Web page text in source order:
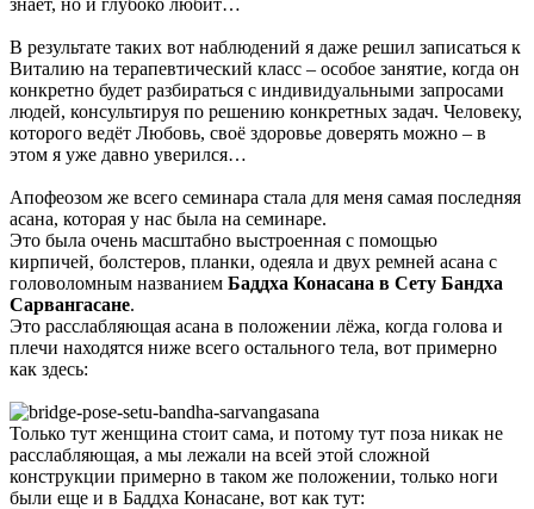
В результате таких вот наблюдений я даже решил записаться к
Виталию на терапевтический класс – особое занятие, когда он
конкретно будет разбираться с индивидуальными запросами
людей, консультируя по решению конкретных задач. Человеку,
которого ведёт Любовь, своё здоровье доверять можно – в
этом я уже давно уверился…
Апофеозом же всего семинара стала для меня самая последняя
асана, которая у нас была на семинаре.
Это была очень масштабно выстроенная с помощью
кирпичей, болстеров, планки, одеяла и двух ремней асана с
головоломным названием Баддха Конасана в Сету Бандха
Сарвангасане.
Это расслабляющая асана в положении лёжа, когда голова и
плечи находятся ниже всего остального тела, вот примерно
как здесь:
Только тут женщина стоит сама, и потому тут поза никак не
расслабляющая, а мы лежали на всей этой сложной
конструкции примерно в таком же положении, только ноги
были еще и в Баддха Конасане, вот как тут: